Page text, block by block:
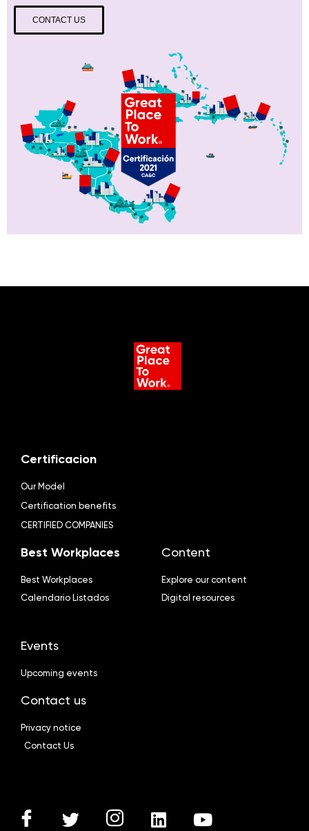
CONTACT US
Certificacion
Our Model
Certification benefits
CERTIFIED COMPANIES
Best Workplaces
Best Workplaces
Calendario Listados
Content
Explore our content
Digital resources
Events
Upcoming events
Contact us
Privacy notice
Contact Us